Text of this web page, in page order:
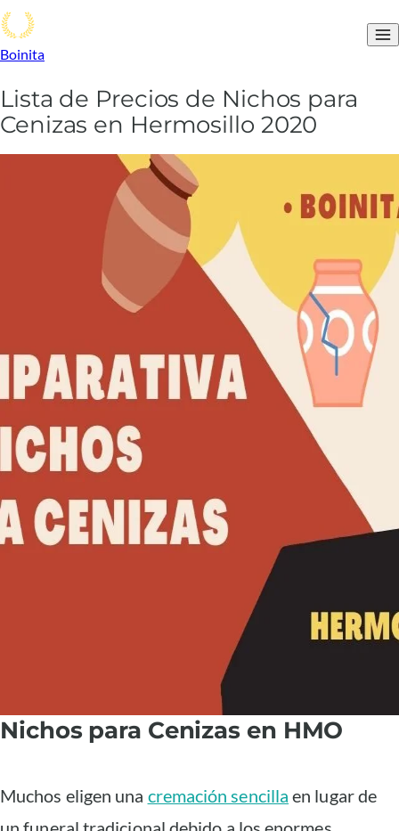
Boinita
Lista de Precios de Nichos para
Cenizas en Hermosillo 2020
Nichos para Cenizas en HMO
Muchos eligen una cremación sencilla en lugar de